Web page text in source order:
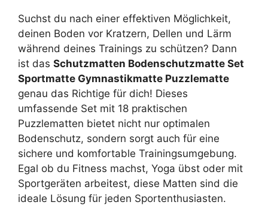
Suchst du nach einer effektiven Möglichkeit,
deinen Boden vor Kratzern, Dellen und Lärm
während deines Trainings zu schützen? Dann
ist das Schutzmatten Bodenschutzmatte Set
Sportmatte Gymnastikmatte Puzzlematte
genau das Richtige für dich! Dieses
umfassende Set mit 18 praktischen
Puzzlematten bietet nicht nur optimalen
Bodenschutz, sondern sorgt auch für eine
sichere und komfortable Trainingsumgebung.
Egal ob du Fitness machst, Yoga übst oder mit
Sportgeräten arbeitest, diese Matten sind die
ideale Lösung für jeden Sportenthusiasten.